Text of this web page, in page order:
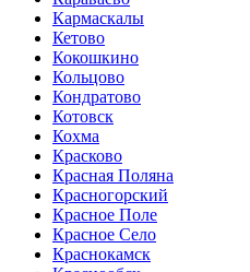
Кармаскалы
Кетово
Кокошкино
Кольцово
Кондратово
Котовск
Кохма
Красково
Красная Поляна
Красногорский
Красное Поле
Красное Село
Краснокамск